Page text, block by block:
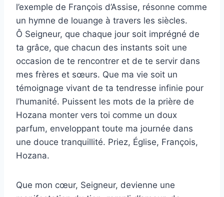
l’exemple de François d’Assise, résonne comme
un hymne de louange à travers les siècles.
Ô Seigneur, que chaque jour soit imprégné de
ta grâce, que chacun des instants soit une
occasion de te rencontrer et de te servir dans
mes frères et sœurs. Que ma vie soit un
témoignage vivant de ta tendresse infinie pour
l’humanité. Puissent les mots de la prière de
Hozana monter vers toi comme un doux
parfum, enveloppant toute ma journée dans
une douce tranquillité. Priez, Église, François,
Hozana.
Que mon cœur, Seigneur, devienne une